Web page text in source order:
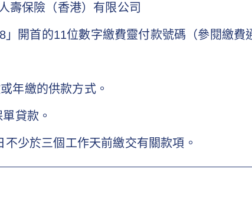
壽保險（香港）有限公司
」開首的11位數字繳費靈付款號碼（參閱繳費
年繳的供款方式。
貸款。
少於三個工作天前繳交有關款項。